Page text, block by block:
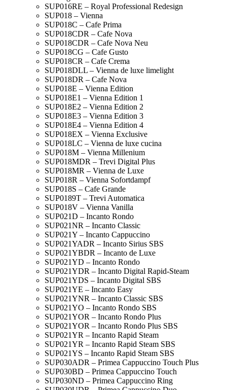
SUP016RE – Royal Professional Redesign
SUP018 – Vienna
SUP018C – Cafe Prima
SUP018CDR – Cafe Nova
SUP018CDR – Cafe Nova Neu
SUP018CG – Cafe Gusto
SUP018CR – Cafe Crema
SUP018DLL – Vienna de luxe limelight
SUP018DR – Cafe Nova
SUP018E – Vienna Edition
SUP018E1 – Vienna Edition 1
SUP018E2 – Vienna Edition 2
SUP018E3 – Vienna Edition 3
SUP018E4 – Vienna Edition 4
SUP018EX – Vienna Exclusive
SUP018LC – Vienna de luxe cucina
SUP018M – Vienna Millenium
SUP018MDR – Trevi Digital Plus
SUP018MR – Vienna de Luxe
SUP018R – Vienna Sofortdampf
SUP018S – Cafe Grande
SUP0189T – Trevi Automatica
SUP018V – Vienna Vanilla
SUP021D – Incanto Rondo
SUP021NR – Incanto Classic
SUP021Y – Incanto Cappuccino
SUP021YADR – Incanto Sirius SBS
SUP021YBDR – Incanto de Luxe
SUP021YD – Incanto Rondo
SUP021YDR – Incanto Digital Rapid-Steam
SUP021YDS – Incanto Digital SBS
SUP021YE – Incanto Easy
SUP021YNR – Incanto Classic SBS
SUP021YO – Incanto Rondo SBS
SUP021YOR – Incanto Rondo Plus
SUP021YOR – Incanto Rondo Plus SBS
SUP021YR – Incanto Rapid Steam
SUP021YR – Incanto Rapid Steam SBS
SUP021YS – Incanto Rapid Steam SBS
SUP030ADR – Primea Cappuccino Touch Plus
SUP030BD – Primea Cappuccino Touch
SUP030ND – Primea Cappuccino Ring